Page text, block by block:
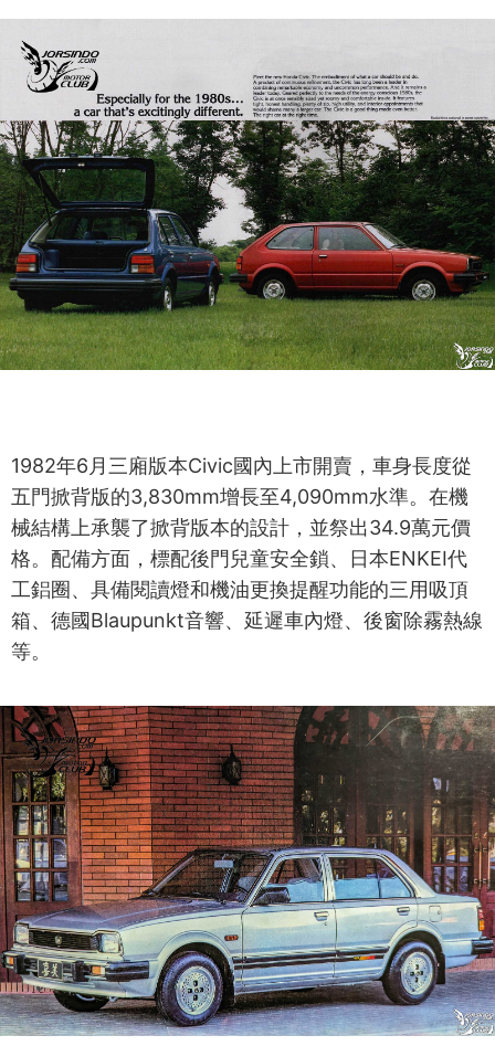
1982年6月三廂版本Civic國內上市開賣，車身長度從
五門掀背版的3,830mm增長至4,090mm水準。在機
械結構上承襲了掀背版本的設計，並祭出34.9萬元價
格。配備方面，標配後門兒童安全鎖、日本ENKEI代
工鋁圈、具備閱讀燈和機油更換提醒功能的三用吸頂
箱、德國Blaupunkt音響、延遲車內燈、後窗除霧熱線
等。